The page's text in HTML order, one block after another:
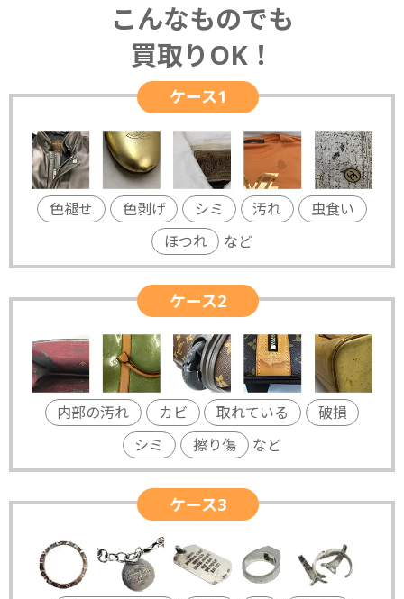
こんなものでも
買取りOK！
ケース1
色褪せ 色剥げ シミ 汚れ
虫食い
ほつれ
など
ケース2
内部の汚れ カビ 取れている
破損
シミ
擦り傷 など
ケース3